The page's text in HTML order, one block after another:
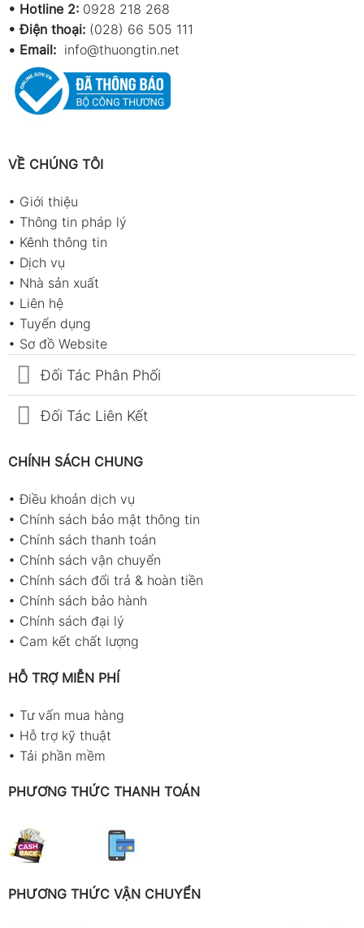
• Hotline 2: 0928 218 268
• Điện thoại: (028) 66 505 111
• Email: info@thuongtin.net
VỀ CHÚNG TÔI
• Giới thiệu
• Thông tin pháp lý
• Kênh thông tin
• Dịch vụ
• Nhà sản xuất
• Liên hệ
• Tuyển dụng
• Sơ đồ Website
Đối Tác Phân Phối
Đối Tác Liên Kết
CHÍNH SÁCH CHUNG
•Điều khoản dịch vụ
• Chính sách bảo mật thông tin
• Chính sách thanh toán
• Chính sách vận chuyển
• Chính sách đổi trả & hoàn tiền
• Chính sách bảo hành
• Chính sách đại lý
• Cam kết chất lượng
HỖ TRỢ MIỄN PHÍ
• Tư vấn mua hàng
• Hỗ trợ kỹ thuật
• Tải phần mềm
PHƯƠNG THỨC THANH TOÁN
PHƯƠNG THỨC VẬN CHUYỂN